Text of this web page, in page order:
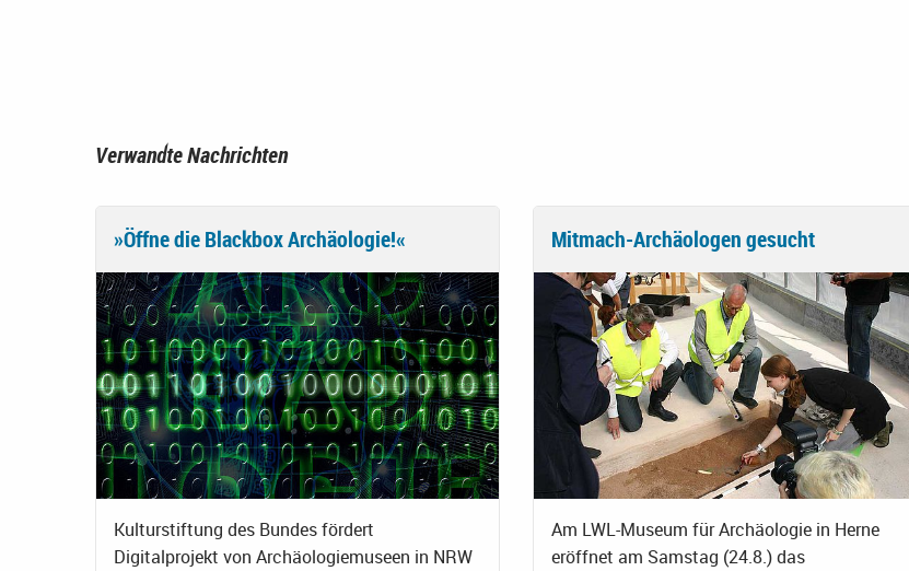
Verwandte Nachrichten
»Öffne die Blackbox Archäologie!«
Kulturstiftung des Bundes fördert
Digitalprojekt von Archäologiemuseen in NRW
Mitmach-Archäologen gesucht
Am LWL-Museum für Archäologie in Herne
eröffnet am Samstag (24.8.) das